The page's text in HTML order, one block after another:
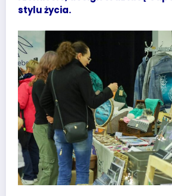
stylu życia.